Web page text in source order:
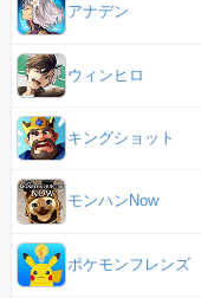
アナデン
ウィンヒロ
キングショット
モンハンNow
ポケモンフレンズ